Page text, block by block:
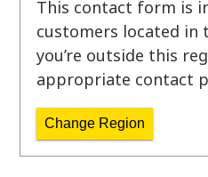
This contact form is
customers located in
you’re outside this
appropriate contact
Change Region